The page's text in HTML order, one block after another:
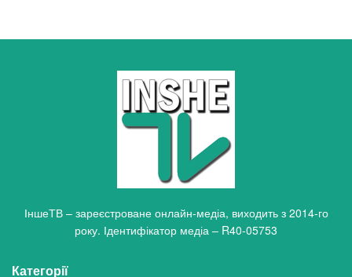
ІншеТВ – зареєстроване онлайн-медіа, виходить з 2014-го
року. Ідентифікатор медіа – R40-05753
Категорії